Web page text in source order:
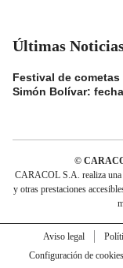
Últimas
Festival de
Simón Bolívar:
©
CARACOL S.A. realiza una
y otras prestaciones
Aviso legal
Configuración de cookies